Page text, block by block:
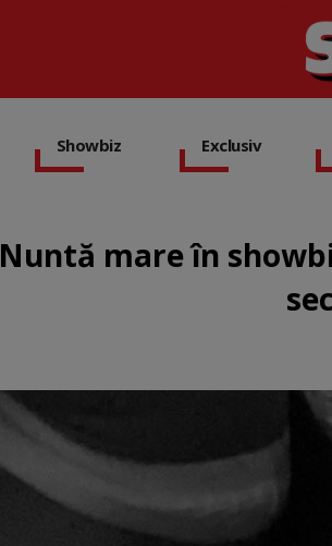
Showbiz Exclusiv
Nuntă mare în